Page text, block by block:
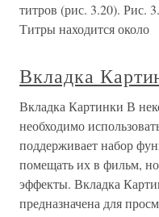
титров (рис. 3.20). Рис.
Титры находится около
Вкладка
Вкладка Картинки В
необходимо
поддерживает набор
помещать их в фильм,
эффекты. Вкладка
предназначена для